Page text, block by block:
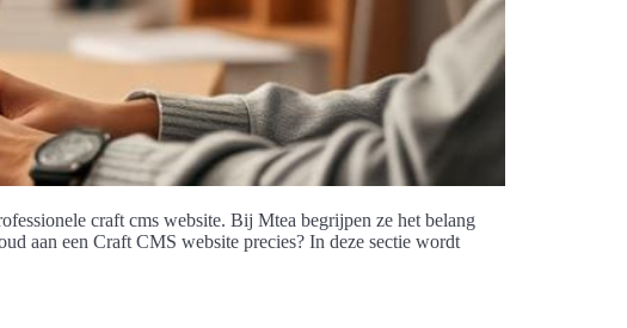
craft cms website. Bij Mtea begrijpen ze het belang
aan een Craft CMS website precies? In deze sectie wordt